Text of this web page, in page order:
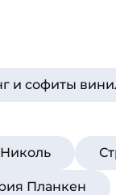
и софиты
Планкен